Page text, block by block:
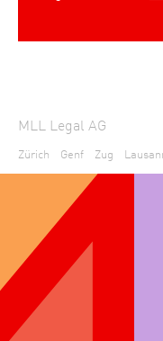
MLL Legal AG
Zürich Genf Zug